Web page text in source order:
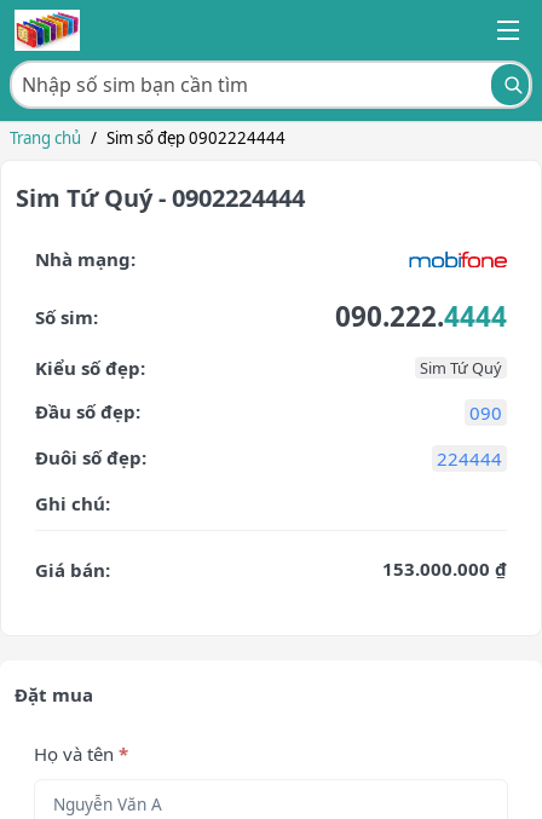
Trang chủ / Sim số đẹp 0902224444
Sim Tứ Quý - 0902224444
Nhà mạng:
Số sim: 090.222.4444
Kiểu số đẹp: Sim Tứ Quý
Đầu số đẹp:
090
Đuôi số đẹp:
224444
Ghi chú:
Giá bán: 153.000.000 ₫
Đặt mua
Họ và tên *